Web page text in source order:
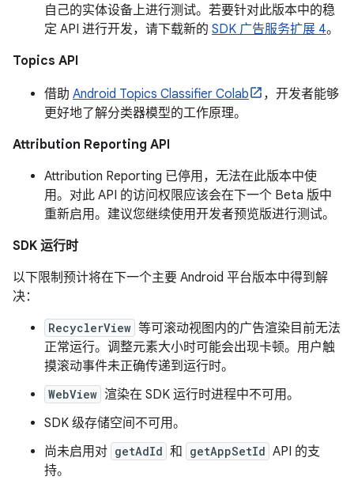
自己的实体设备上进行测试。若要针对此版本中的稳
定 API 进行开发，请下载新的 SDK 广告服务扩展 4。
Topics API
借助 Android Topics Classifier Colab
，开发者能够
更好地了解分类器模型的工作原理。
Attribution Reporting API
Attribution Reporting 已停用，无法在此版本中使
用。对此 API 的访问权限应该会在下一个 Beta 版中
重新启用。建议您继续使用开发者预览版进行测试。
SDK 运行时
以下限制预计将在下一个主要 Android 平台版本中得到解
决：
RecyclerView 等可滚动视图内的广告渲染目前无法
正常运行。调整元素大小时可能会出现卡顿。用户触
摸滚动事件未正确传递到运行时。
WebView 渲染在 SDK 运行时进程中不可用。
SDK 级存储空间不可用。
尚未启用对 getAdId 和 getAppSetId API 的支
持。